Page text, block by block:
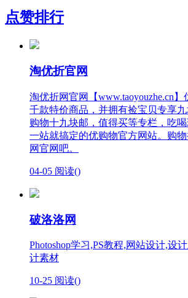
点赞排行
淘优折官网
淘优折网官网【www.taoyouzhe.cn
千款特价商品，并拥有捡宝贝专享
购物十九块邮，值得买等专栏，吃喝
一站就搞定的优购物官方网站。购
网官网吧。
04-05 阅读()
破洛洛网
Photoshop学习,PS教程,网站设计,设
计素材
10-25 阅读()